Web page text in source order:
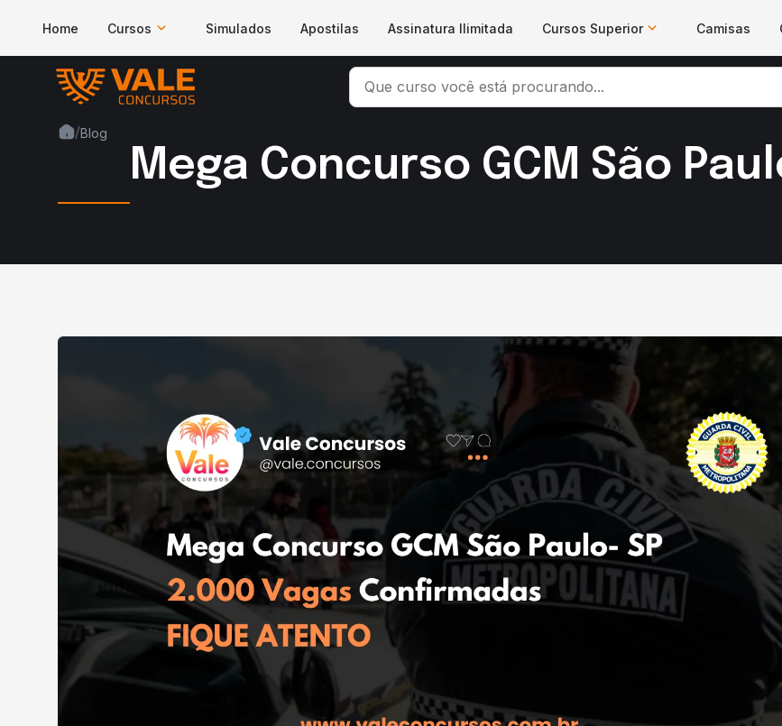
Home Cursos Simulados Apostilas Assinatura Ilimitada Cursos Superior Camisas
/Blog
Mega Concurso GCM São